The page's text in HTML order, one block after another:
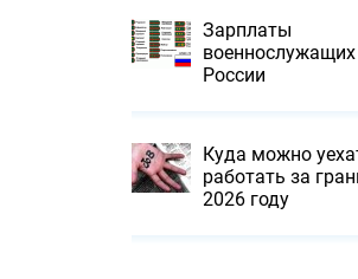
Зарплаты
России
Куда можно
работать за
2026 году